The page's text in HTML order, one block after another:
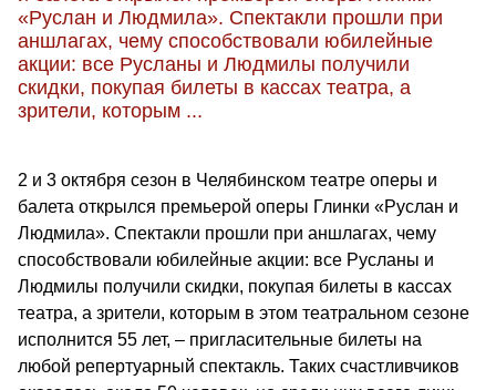
«Руслан и Людмила». Спектакли прошли при
аншлагах, чему способствовали юбилейные
акции: все Русланы и Людмилы получили
скидки, покупая билеты в кассах театра, а
зрители, которым ...
2 и 3 октября сезон в Челябинском театре оперы и
балета открылся премьерой оперы Глинки «Руслан и
Людмила». Спектакли прошли при аншлагах, чему
способствовали юбилейные акции: все Русланы и
Людмилы получили скидки, покупая билеты в кассах
театра, а зрители, которым в этом театральном сезоне
исполнится 55 лет, – пригласительные билеты на
любой репертуарный спектакль. Таких счастливчиков